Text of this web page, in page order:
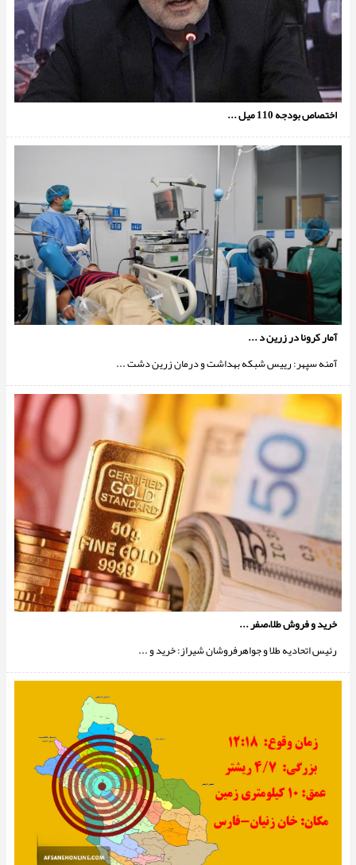
اختصاص بودجه 110 ميل ...
آمار کرونا در زرین د ...
آمنه سپهر: رییس شبکه بهداشت و درمان زرین دشت ...
خريد و فروش طلا،صفر ...
رئیس اتحادیه طلا و جواهرفروشان شیراز: خرید و ...